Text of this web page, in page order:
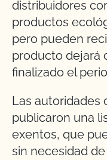
distribuidores
productos
pero pueden
producto dejará
finalizado el
Las autoridades
publicaron una
exentos, que
sin necesidad